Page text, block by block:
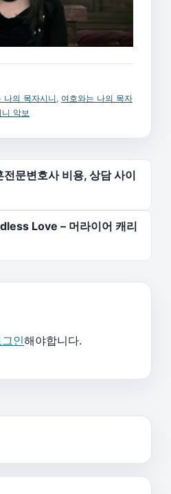
나의 목자시니, 여호와는 나의 목자
악보
문변호사 비용, 상담 사이
Love – 머라이어 캐리
그인해야합니다.